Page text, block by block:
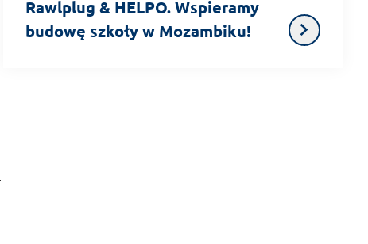
Rawlplug & HELPO. Wspieramy
budowę szkoły w Mozambiku!